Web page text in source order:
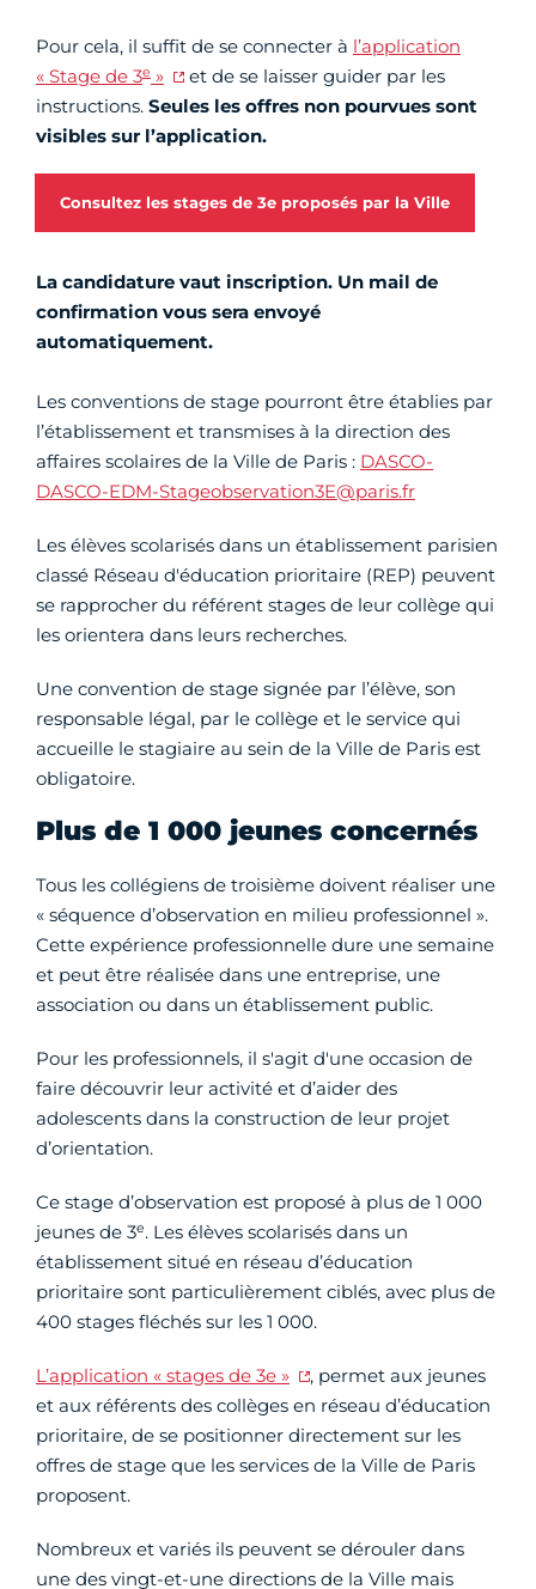
Pour cela, il suffit de se connecter à l’application
« Stage de 3e »
et de se laisser guider par les
instructions. Seules les offres non pourvues sont
visibles sur l’application.
Consultez les stages de 3e proposés par la Ville
La candidature vaut inscription. Un mail de
confirmation vous sera envoyé
automatiquement.
Les conventions de stage pourront être établies par
l’établissement et transmises à la direction des
affaires scolaires de la Ville de Paris : DASCO-
DASCO-EDM-Stageobservation3E@paris.fr
Les élèves scolarisés dans un établissement parisien
classé Réseau d'éducation prioritaire (REP) peuvent
se rapprocher du référent stages de leur collège qui
les orientera dans leurs recherches.
Une convention de stage signée par l’élève, son
responsable légal, par le collège et le service qui
accueille le stagiaire au sein de la Ville de Paris est
obligatoire.
Plus de 1 000 jeunes concernés
Tous les collégiens de troisième doivent réaliser une
« séquence d’observation en milieu professionnel ».
Cette expérience professionnelle dure une semaine
et peut être réalisée dans une entreprise, une
association ou dans un établissement public.
Pour les professionnels, il s'agit d'une occasion de
faire découvrir leur activité et d’aider des
adolescents dans la construction de leur projet
d’orientation.
Ce stage d’observation est proposé à plus de 1 000
jeunes de 3e. Les élèves scolarisés dans un
établissement situé en réseau d’éducation
prioritaire sont particulièrement ciblés, avec plus de
400 stages fléchés sur les 1 000.
L’application « stages de 3e »
, permet aux jeunes
et aux référents des collèges en réseau d’éducation
prioritaire, de se positionner directement sur les
offres de stage que les services de la Ville de Paris
proposent.
Nombreux et variés ils peuvent se dérouler dans
une des vingt-et-une directions de la Ville mais